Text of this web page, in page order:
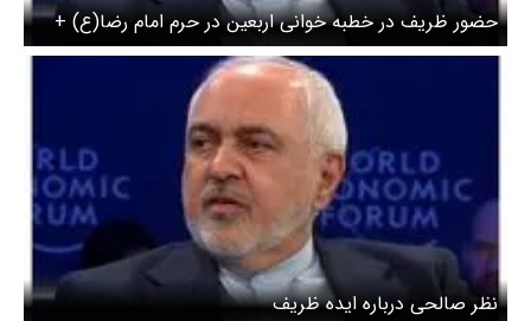
حضور ظریف در خطبه خوانی اربعین در حرم امام رضا(ع) +
عکس
نظر صالحی درباره ایده ظریف